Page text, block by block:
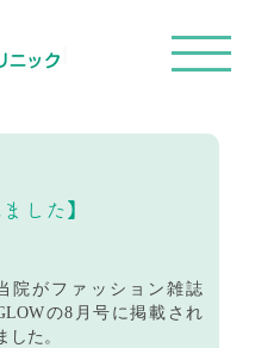
メ
ニ
ュ
した】
院がファッション雑誌
の8月号に掲載され
した。